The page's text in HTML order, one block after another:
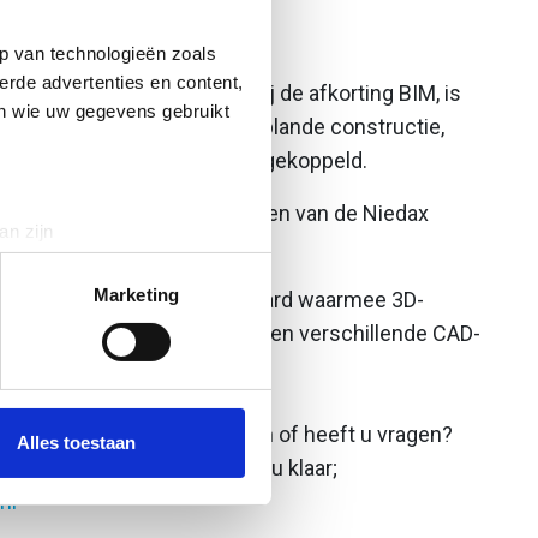
van technologieën zoals
advertenties en content,
wie uw gegevens gebruikt
zijn
detailgedeeltein. U kunt uw
partners voor social
die u aan ze heeft
Marketing
Alles toestaan
Model, beter bekend bij de afkorting BIM, is
een bestaande en/of geplande constructie,
waaraan informatie is gekoppeld.
vindt u BIM bestanden van de Niedax
een internationale standaard waarmee 3D-
worden uitgewisseld tussen verschillende CAD-
meer informatie, bestanden of heeft u vragen?
en onze experts staan voor u klaar;